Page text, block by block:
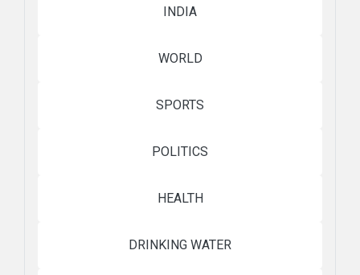
INDIA
WORLD
SPORTS
POLITICS
HEALTH
DRINKING WATER